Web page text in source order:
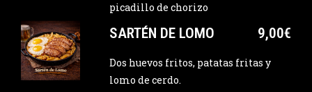
picadillo de chorizo
SARTÉN DE LOMO 9,00€
Dos huevos fritos, patatas fritas y
lomo de cerdo.